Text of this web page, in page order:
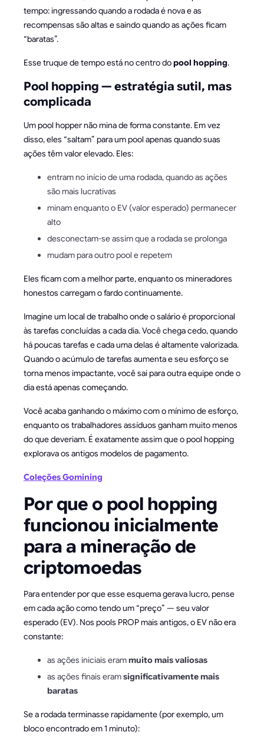
tempo: ingressando quando a rodada é nova e as
recompensas são altas e saindo quando as ações ficam
“baratas”.
Esse truque de tempo está no centro dopool hopping.
Pool hopping — estratégia sutil, mas
complicada
Um pool hopper não mina de forma constante. Em vez
disso, eles “saltam” para um pool apenas quando suas
ações têm valor elevado. Eles:
entram no início de uma rodada, quando as ações
são mais lucrativas
minam enquanto o EV (valor esperado) permanecer
alto
desconectam-se assim que a rodada se prolonga
mudam para outro pool e repetem
Eles ficam com a melhor parte, enquanto os mineradores
honestos carregam o fardo continuamente.
Imagine um local de trabalho onde o salário é proporcional
às tarefas concluídas a cada dia. Você chega cedo, quando
há poucas tarefas e cada uma delas é altamente valorizada.
Quando o acúmulo de tarefas aumenta e seu esforço se
torna menos impactante, você sai para outra equipe onde o
dia está apenas começando.
Você acaba ganhando o máximo com o mínimo de esforço,
enquanto os trabalhadores assíduos ganham muito menos
do que deveriam. É exatamente assim que o pool hopping
explorava os antigos modelos de pagamento.
Coleções Gomining
Por que o pool hopping
funcionou inicialmente
para a mineração de
criptomoedas
Para entender por que esse esquema gerava lucro, pense
em cada ação como tendo um “preço” — seu valor
esperado (EV). Nos pools PROP mais antigos, o EV não era
constante:
as ações iniciais erammuito mais valiosas
as ações finais eramsignificativamente mais
baratas
Se a rodada terminasse rapidamente (por exemplo, um
bloco encontrado em 1 minuto):